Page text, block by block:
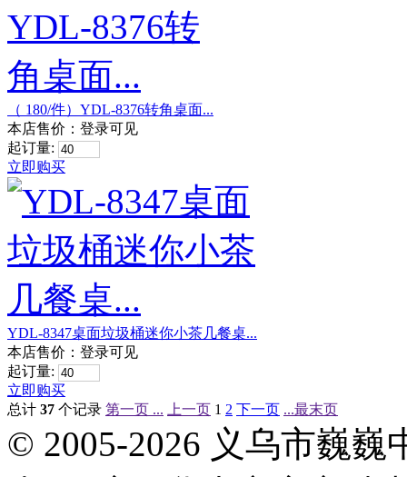
（ 180/件）YDL-8376转角桌面...
本店售价： 登录可见
起订量:
立即购买
YDL-8347桌面垃圾桶迷你小茶几餐桌...
本店售价： 登录可见
起订量:
立即购买
总计 37 个记录 第一页 ... 上一页 1 2 下一页 ...最末页
© 2005-2026 义乌市巍